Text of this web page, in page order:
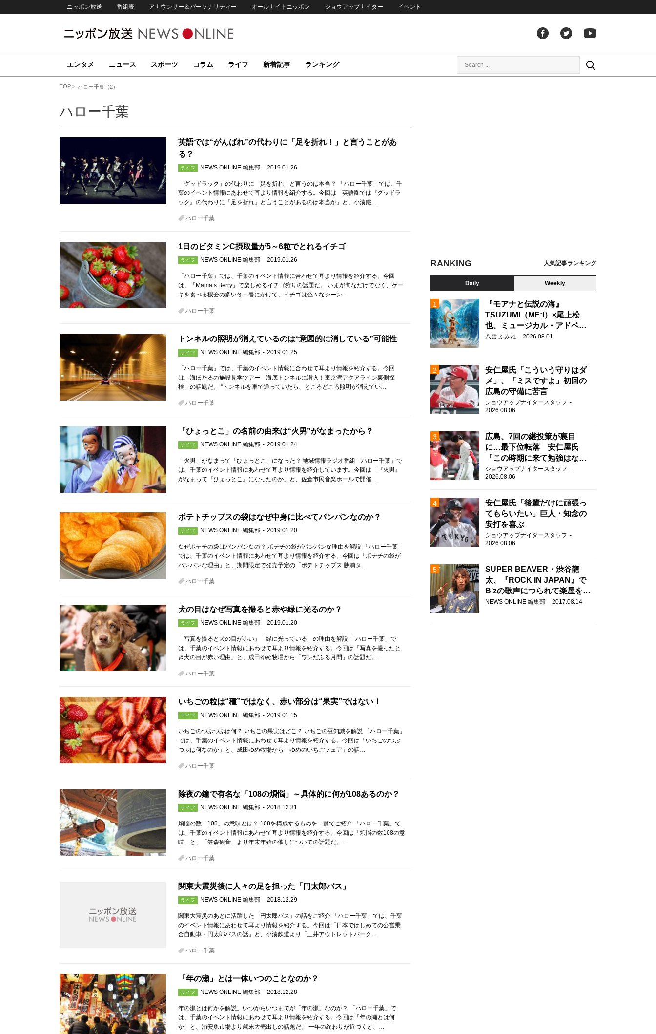
ニッポン放送 番組表 アナウンサー＆パーソナリティー オールナイトニッポン ショウアップナイター イベント
エンタメ ニュース スポーツ コラム ライフ 新着記事 ランキング
TOP ハロー千葉（2）
ハロー千葉
英語では“がんばれ”の代わりに「足を折れ！」と言うことがあ
る？
ライフ NEWS ONLINE 編集部 2019.01.26
「グッドラック」の代わりに「足を折れ」と言うのは本当？ 「ハロー千葉」では、千
葉のイベント情報にあわせて耳より情報を紹介する。今回は「英語圏では『グッドラ
ック』の代わりに『足を折れ』と言うことがあるのは本当か」と、小湊鐵…
ハロー千葉
1日のビタミンC摂取量が5～6粒でとれるイチゴ
ライフ NEWS ONLINE 編集部 2019.01.26
「ハロー千葉」では、千葉のイベント情報に合わせて耳より情報を紹介する。今回
は、「Mama’s Berry」で楽しめるイチゴ狩りの話題だ。 いまが旬なだけでなく、ケー
キを食べる機会の多い冬～春にかけて、イチゴは色々なシーン…
ハロー千葉
トンネルの照明が消えているのは“意図的に消している”可能性
ライフ NEWS ONLINE 編集部 2019.01.25
「ハロー千葉」では、千葉のイベント情報に合わせて耳より情報を紹介する。今回
は、海ほたるの施設見学ツアー「海底トンネルに潜入！東京湾アクアライン裏側探
検」の話題だ。 “トンネルを車で通っていたら、ところどころ照明が消えてい…
ハロー千葉
「ひょっとこ」の名前の由来は“火男”がなまったから？
ライフ NEWS ONLINE 編集部 2019.01.24
「火男」がなまって「ひょっとこ」になった？ 地域情報ラジオ番組「ハロー千葉」で
は、千葉のイベント情報にあわせて耳より情報を紹介しています。今回は「『火男』
がなまって『ひょっとこ』になったのか」と、佐倉市民音楽ホールで開催…
ポテトチップスの袋はなぜ中身に比べてパンパンなのか？
ライフ NEWS ONLINE 編集部 2019.01.20
なぜポテチの袋はパンパンなの？ ポテチの袋がパンパンな理由を解説 「ハロー千葉」
では、千葉のイベント情報にあわせて耳より情報を紹介する。今回は「ポテチの袋が
パンパンな理由」と、期間限定で発売予定の「ポテトチップス 勝浦タ…
ハロー千葉
犬の目はなぜ写真を撮ると赤や緑に光るのか？
ライフ NEWS ONLINE 編集部 2019.01.20
「写真を撮ると犬の目が赤い」「緑に光っている」の理由を解説 「ハロー千葉」で
は、千葉のイベント情報にあわせて耳より情報を紹介する。今回は「写真を撮ったと
き犬の目が赤い理由」と、成田ゆめ牧場から「ワンだふる月間」の話題だ。…
ハロー千葉
いちごの粒は“種”ではなく、赤い部分は“果実”ではない！
ライフ NEWS ONLINE 編集部 2019.01.15
いちごのつぶつぶは何？ いちごの果実はどこ？ いちごの豆知識を解説 「ハロー千葉」
では、千葉のイベント情報にあわせて耳より情報を紹介する。今回は「いちごのつぶ
つぶは何なのか」と、成田ゆめ牧場から「ゆめのいちごフェア」の話…
ハロー千葉
除夜の鐘で有名な「108の煩悩」～具体的に何が108あるのか？
ライフ NEWS ONLINE 編集部 2018.12.31
煩悩の数「108」の意味とは？ 108を構成するものを一覧でご紹介 「ハロー千葉」で
は、千葉のイベント情報にあわせて耳より情報を紹介する。今回は「煩悩の数108の意
味」と、「笠森観音」より年末年始の催しについての話題だ。…
ハロー千葉
関東大震災後に人々の足を担った「円太郎バス」
ライフ NEWS ONLINE 編集部 2018.12.29
関東大震災のあとに活躍した「円太郎バス」の話をご紹介 「ハロー千葉」では、千葉
のイベント情報にあわせて耳より情報を紹介する。今回は「日本ではじめての公営乗
合自動車・円太郎バスの話」と、小湊鉄道より「三井アウトレットパーク…
ハロー千葉
「年の瀬」とは一体いつのことなのか？
ライフ NEWS ONLINE 編集部 2018.12.28
年の瀬とは何かを解説。いつからいつまでが「年の瀬」なのか？ 「ハロー千葉」で
は、千葉のイベント情報にあわせて耳より情報を紹介する。今回は「年の瀬とは何
か」と、浦安魚市場より歳末大売出しの話題だ。 一年の終わりが近づくと、…
RANKING 人気記事ランキング
Daily Weekly
『モアナと伝説の海』
TSUZUMI（ME:I）×尾上松
也、ミュージカル・アドベン
チャーで美声を響かせる
八雲 ふみね 2026.08.01
安仁屋氏「こういう守りはダ
メ」、「ミスですよ」初回の
広島の守備に苦言
ショウアップナイタースタッフ
2026.08.06
広島、7回の継投策が裏目
に…最下位転落 安仁屋氏
「この時期に来て勉強はな
い」
ショウアップナイタースタッフ
2026.08.06
安仁屋氏「後輩だけに頑張っ
てもらいたい」巨人・知念の
安打を喜ぶ
ショウアップナイタースタッフ
2026.08.06
SUPER BEAVER・渋谷龍
太、『ROCK IN JAPAN』で
B’zの歌声につられて楽屋を脱
走！？
NEWS ONLINE 編集部 2017.08.14